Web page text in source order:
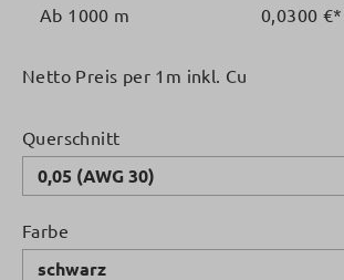
Ab 1000 m 0,0300 €*
Netto Preis per 1m inkl. Cu
Querschnittauswählen
Farbe